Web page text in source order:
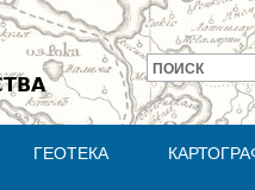
to navigation
Форма
поиска
ПОИСК
ГЕОТЕКА